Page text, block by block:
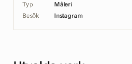
Typ
Måleri
Besök
Instagram